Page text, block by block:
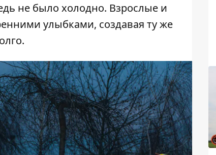
не было холодно. Взрослые и
улыбками, создавая ту же